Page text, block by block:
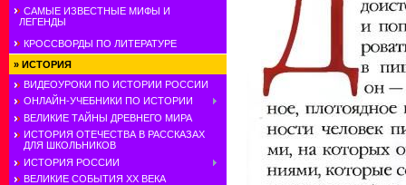
САМЫЕ ИЗВЕСТНЫЕ МИФЫ И
ЛЕГЕНДЫ
КРОССВОРДЫ ПО ЛИТЕРАТУРЕ
» ИСТОРИЯ
ВИДЕОУРОКИ ПО ИСТОРИИ РОССИИ
ОНЛАЙН-УЧЕБНИКИ ПО ИСТОРИИ
ВЕЛИКИЕ ТАЙНЫ ДРЕВНЕГО МИРА
ИСТОРИЯ ОТЕЧЕСТВА В РАССКАЗАХ
ДЛЯ ШКОЛЬНИКОВ
ИСТОРИЯ РОССИИ
ВЕЛИКИЕ СОБЫТИЯ ХХ ВЕКА